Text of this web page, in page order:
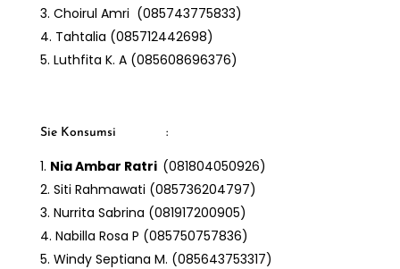
Choirul Amri (085743775833)
Tahtalia (085712442698)
Luthfita K. A (085608696376)
Sie Konsumsi :
Nia Ambar Ratri (081804050926)
Siti Rahmawati (085736204797)
Nurrita Sabrina (081917200905)
Nabilla Rosa P (085750757836)
Windy Septiana M. (085643753317)